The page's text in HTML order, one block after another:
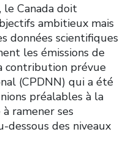
le Canada doit
ambitieux mais
données scientifiques
les émissions de
contribution prévue
(CPDNN) qui a été
préalables à la
à ramener ses
dessous des niveaux